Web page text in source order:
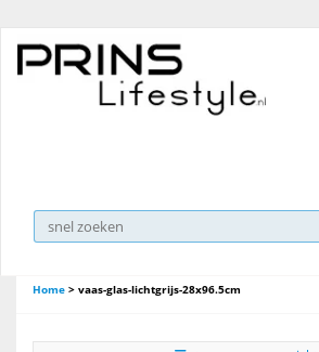
Home > vaas-glas-lichtgrijs-28x96.5cm